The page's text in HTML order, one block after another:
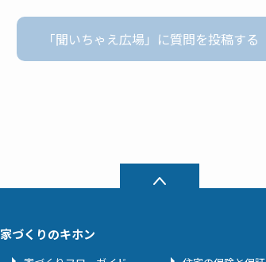
「聞いちゃえ広場」に質問を投稿する
家づくりのキホン